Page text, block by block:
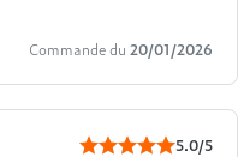
Commande du 20/01/2026
5.0/5